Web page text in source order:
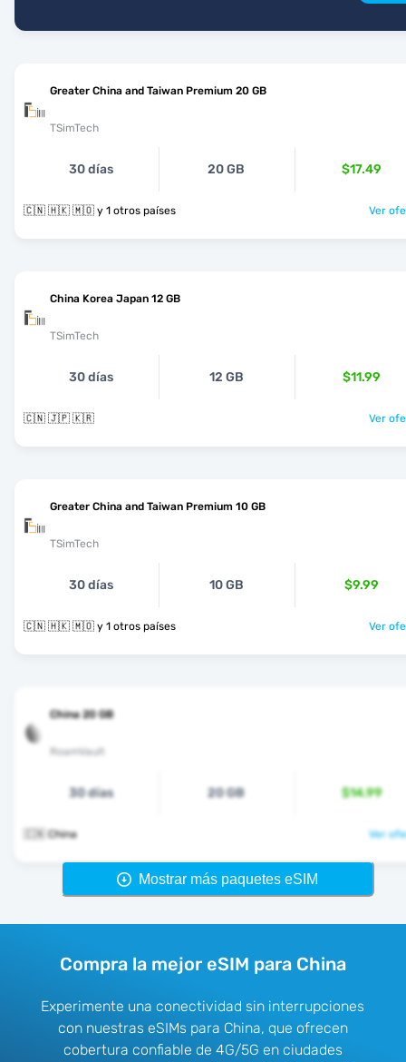
Greater China and Taiwan Premium 20 GB
TSimTech
30 días 20 GB $17.49
🇨🇳 🇭🇰 🇲🇴 y 1 otros países Ver
China Korea Japan 12 GB
TSimTech
30 días 12 GB $11.99
🇨🇳 🇯🇵 🇰🇷 Ver
Greater China and Taiwan Premium 10 GB
TSimTech
30 días 10 GB $9.99
🇨🇳 🇭🇰 🇲🇴 y 1 otros países Ver
China 20 GB
RoamVault
30 días 20 GB $14.99
🇨🇳 China Ver
Mostrar más paquetes eSIM
Compra la mejor eSIM para China
Experimente una conectividad sin interrupciones
con nuestras eSIMs para China, que ofrecen
cobertura confiable de 4G/5G en ciudades